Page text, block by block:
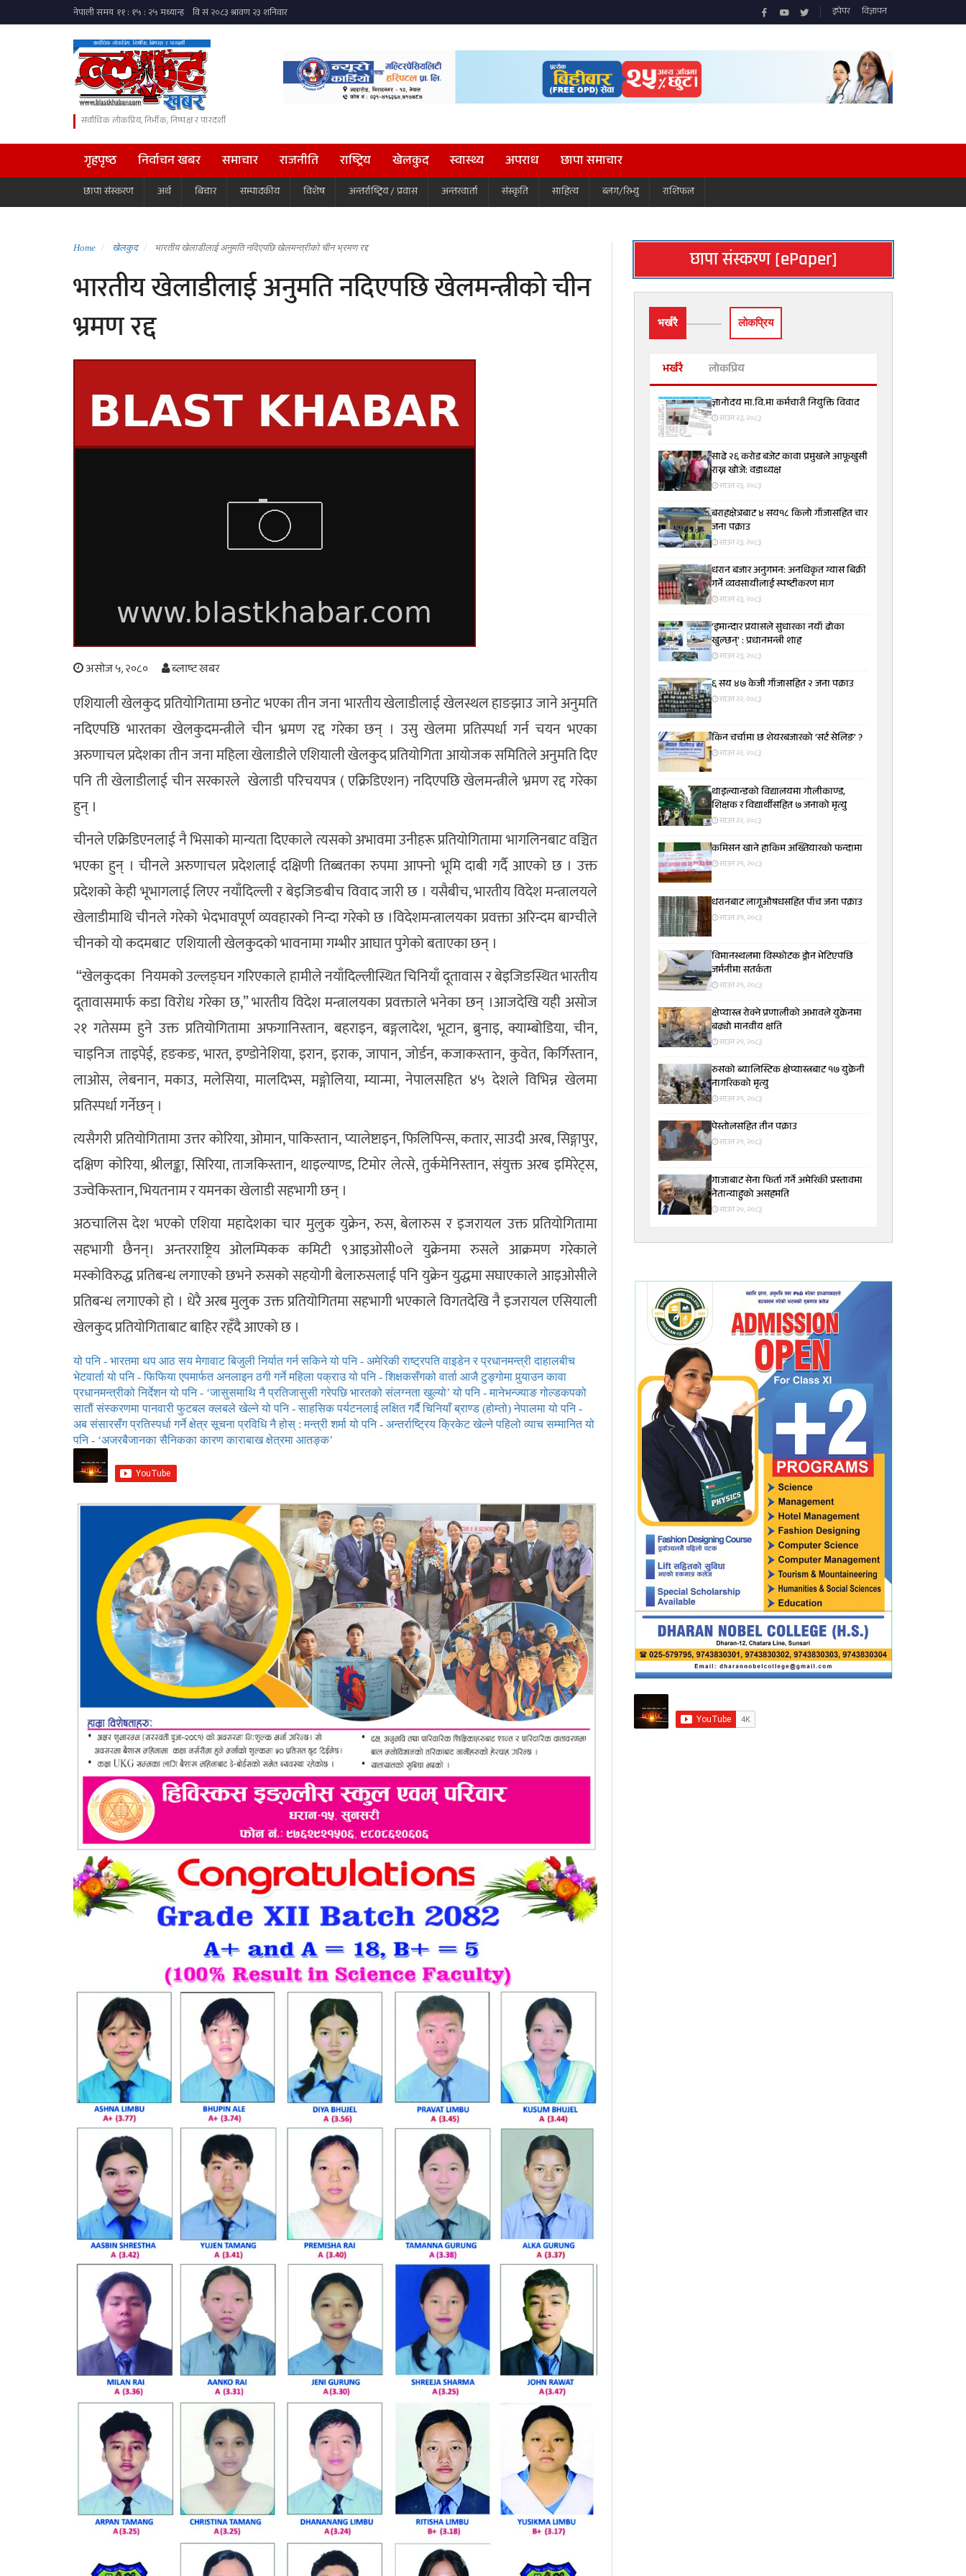
इपेपर विज्ञापन
सर्वाधिक लोकप्रिय, निर्भीक, निष्पक्ष र पारदर्शी
गृहपृष्ठ निर्वाचन खबर समाचार राजनीति राष्ट्रिय खेलकुद स्वास्थ्य अपराध छापा समाचार
छापा संस्करण अर्थ बिचार सम्पादकीय विशेष अन्तर्राष्ट्रिय / प्रवास अन्तरवार्ता संस्कृति साहित्य ब्लग/रिभ्यु राशिफल
Home खेलकुद भारतीय खेलाडीलाई अनुमति नदिएपछि खेलमन्त्रीको चीन भ्रमण रद्द
भारतीय खेलाडीलाई अनुमति नदिएपछि खेलमन्त्रीको चीन
भ्रमण रद्द
असोज ५, २०८० ब्लाष्ट खबर
एशियाली खेलकुद प्रतियोगितामा छनोट भएका तीन जना भारतीय खेलाडीलाई खेलस्थल हाङझाउ जाने अनुमति
नदिएपछि भारतका खेलकुदमन्त्रीले चीन भ्रमण रद्द गरेका छन् । उसु खेलमा प्रतिस्पर्धा गर्न चयन भएका
अरुणाचल प्रदेशका तीन जना महिला खेलाडीले एशियाली खेलकुद प्रतियोगिता आयोजक समितिले अनुमति दिए
पनि ती खेलाडीलाई चीन सरकारले खेलाडी परिचयपत्र ( एक्रिडिएशन) नदिएपछि खेलमन्त्रीले भ्रमण रद्द गरेका
हुन् ।
चीनले एक्रिडिएनलाई नै भिसाको मान्यता दिएकाले त्यसको अभावमा उनीहरू प्रतियोगितामा भागलिनबाट वञ्चित
भएका हुन् । चीनले अरुणाचल प्रदेशलाई दक्षिणी तिब्बतका रुपमा आफ्नो भूमि दाबी गर्दै आएको छ । उक्त
प्रदेशको केही भूभागलाई लिएर नयाँदिल्ली र बेइजिङबीच विवाद जारी छ । यसैबीच, भारतीय विदेश मन्त्रालयले
खेलाडीमाथि चीनले गरेको भेदभावपूर्ण व्यवहारको निन्दा गरेको छ ।विदेशमन्त्रालयका प्रवक्ता अरिन्दम बाग्चीले
चीनको यो कदमबाट एशियाली खेलकुदको भावनामा गम्भीर आघात पुगेको बताएका छन् ।
“खेलकुदका नियमको उल्लङ्घन गरिएकाले हामीले नयाँदिल्लीस्थित चिनियाँ दूतावास र बेइजिङस्थित भारतीय
दूतावासमार्फ कडा विरोध गरेका छ,” भारतीय विदेश मन्त्रालयका प्रवक्ताले भनेका छन् ।आजदेखि यही असोज
२१ गतेसम्म हुने उक्त प्रतियोगितामा अफगानिस्तान, बहराइन, बङ्गलादेश, भूटान, ब्रुनाइ, क्याम्बोडिया, चीन,
चाइनिज ताइपेई, हङकङ, भारत, इण्डोनेशिया, इरान, इराक, जापान, जोर्डन, कजाकस्तान, कुवेत, किर्गिस्तान,
लाओस, लेबनान, मकाउ, मलेसिया, मालदिभ्स, मङ्गोलिया, म्यान्मा, नेपालसहित ४५ देशले विभिन्न खेलमा
प्रतिस्पर्धा गर्नेछन् ।
त्यसैगरी प्रतियोगितामा उत्तर कोरिया, ओमान, पाकिस्तान, प्यालेष्टाइन, फिलिपिन्स, कतार, साउदी अरब, सिङ्गापुर,
दक्षिण कोरिया, श्रीलङ्का, सिरिया, ताजकिस्तान, थाइल्याण्ड, टिमोर लेत्से, तुर्कमेनिस्तान, संयुक्त अरब इमिरेट्स,
उज्वेकिस्तान, भियतनाम र यमनका खेलाडी सहभागी छन् ।
अठचालिस देश भएको एशिया महादेशका चार मुलुक युक्रेन, रुस, बेलारुस र इजरायल उक्त प्रतियोगितामा
सहभागी छैनन्। अन्तरराष्ट्रिय ओलम्पिकक कमिटी ९आइओसी०ले युक्रेनमा रुसले आक्रमण गरेकाले
मस्कोविरुद्ध प्रतिबन्ध लगाएको छभने रुसको सहयोगी बेलारुसलाई पनि युक्रेन युद्धमा सघाएकाले आइओसीले
प्रतिबन्ध लगाएको हो । धेरै अरब मुलुक उक्त प्रतियोगितमा सहभागी भएकाले विगतदेखि नै इजरायल एसियाली
खेलकुद प्रतियोगिताबाट बाहिर रहँदै आएको छ ।
यो पनि - भारतमा थप आठ सय मेगावाट बिजुली निर्यात गर्न सकिने यो पनि - अमेरिकी राष्ट्रपति वाइडेन र प्रधानमन्त्री दाहालबीच
भेटवार्ता यो पनि - फिफिया एपमार्फत अनलाइन ठगी गर्ने महिला पक्राउ यो पनि - शिक्षकसँगको वार्ता आजै टुङ्गोमा पुर्‍याउन कावा
प्रधानमन्त्रीको निर्देशन यो पनि - ‘जासुसमाथि नै प्रतिजासुसी गरेपछि भारतको संलग्नता खुल्यो’ यो पनि - मानेभन्ज्याङ गोल्डकपको
सातौं संस्करणमा पानवारी फुटबल क्लबले खेल्नेयो पनि - साहसिक पर्यटनलाई लक्षित गर्दै चिनियाँ ब्राण्ड (होम्तो) नेपालमा यो पनि -
अब संसारसँग प्रतिस्पर्धा गर्ने क्षेत्र सूचना प्रविधि नै होस् : मन्त्री शर्मा यो पनि - अन्तर्राष्ट्रिय क्रिकेट खेल्ने पहिलो व्याच सम्मानित यो
पनि - ‘अजरबैजानका सैनिकका कारण काराबाख क्षेत्रमा आतङ्क’
छापा संस्करण [ePaper]
भर्खरै लाेकप्रिय
भर्खरै लोकप्रिय
ज्ञानोदय मा.वि.मा कर्मचारी नियुक्ति विवाद
साउन २३, २०८३
साढे २६ करोड बजेट कावा प्रमुखले आफूखुसी
राख्न खोजे: वडाध्यक्ष
साउन २३, २०८३
बराहक्षेत्रबाट ४ सय१८ किलो गाँजासहित चार
जना पक्राउ
साउन २३, २०८३
धरान बजार अनुगमन: अनधिकृत ग्यास बिक्री
गर्ने व्यवसायीलाई स्पष्टीकरण माग
साउन २३, २०८३
‘इमान्दार प्रयासले सुधारका नयाँ ढोका
खुल्छन्’ : प्रधानमन्त्री शाह
साउन २३, २०८३
६ सय ४७ केजी गाँजासहित २ जना पक्राउ
साउन २२, २०८३
किन चर्चामा छ शेयरबजारको ‘सर्ट सेलिङ’ ?
साउन २२, २०८३
थाइल्यान्डको विद्यालयमा गोलीकाण्ड,
शिक्षक र विद्यार्थीसहित ७ जनाको मृत्यु
साउन २२, २०८३
कमिसन खाने हाकिम अख्तियारको फन्दामा
साउन २१, २०८३
धरानबाट लागूऔषधसहित पाँच जना पक्राउ
साउन २१, २०८३
विमानस्थलमा विस्फोटक ड्रोन भेटिएपछि
जर्मनीमा सतर्कता
साउन २१, २०८३
क्षेप्यास्त्र रोक्ने प्रणालीको अभावले युक्रेनमा
बढ्यो मानवीय क्षति
साउन २१, २०८३
रुसको ब्यालिस्टिक क्षेप्यास्त्रबाट १७ युक्रेनी
नागरिकको मृत्यु
साउन २१, २०८३
पेस्तोलसहित तीन पक्राउ
साउन २१, २०८३
गाजाबाट सेना फिर्ता गर्ने अमेरिकी प्रस्तावमा
नेतान्याहुको असहमति
साउन २०, २०८३